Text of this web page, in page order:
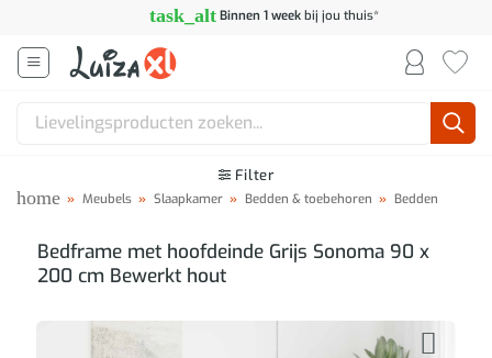
inhoud
task_alt Binnen 1 weekbij jou thuis*
Zoeken
Filter
home » Meubels » Slaapkamer » Bedden & toebehoren » Bedden
Bedframe met hoofdeinde Grijs Sonoma 90 x
200 cm Bewerkt hout